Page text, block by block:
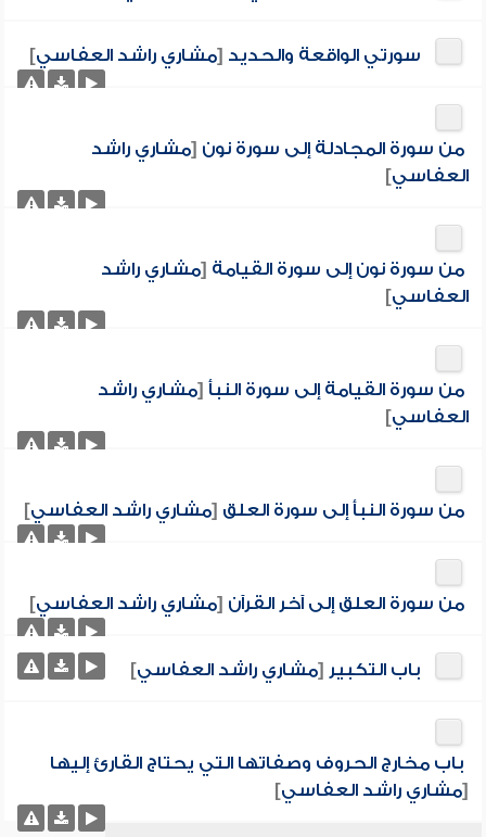
سورتي الواقعة والحديد [مشاري راشد العفاسي]
من سورة المجادلة إلى سورة نون [مشاري راشد
العفاسي]
من سورة نون إلى سورة القيامة [مشاري راشد
العفاسي]
من سورة القيامة إلى سورة النبأ [مشاري راشد
العفاسي]
من سورة النبأ إلى سورة العلق [مشاري راشد العفاسي]
من سورة العلق إلى آخر القرآن [مشاري راشد العفاسي]
باب التكبير [مشاري راشد العفاسي]
باب مخارج الحروف وصفاتها التي يحتاج القارئ إليها
[مشاري راشد العفاسي]